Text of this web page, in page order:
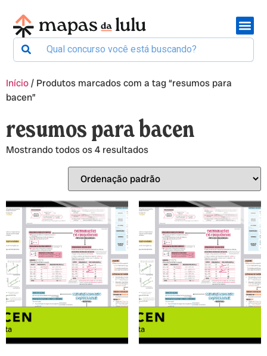
Início/ Produtos marcados com a tag “resumos para
bacen”
resumos para bacen
Mostrando todos os 4 resultados